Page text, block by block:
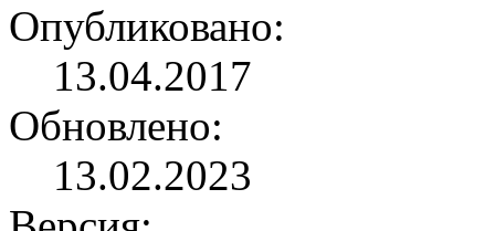
Опубликовано:
13.04.2017
Обновлено:
13.02.2023